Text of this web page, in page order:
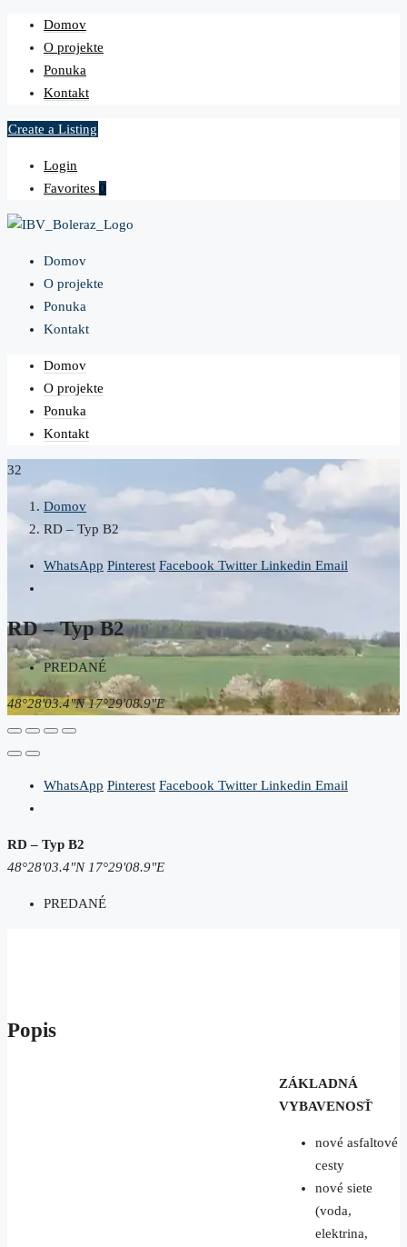
Domov
O projekte
Ponuka
Kontakt
Create a Listing
Login
Favorites 0
Domov
O projekte
Ponuka
Kontakt
Domov
O projekte
Ponuka
Kontakt
32
Domov
RD – Typ B2
WhatsApp Pinterest Facebook Twitter Linkedin Email
RD – Typ B2
PREDANÉ
48°28'03.4"N 17°29'08.9"E
WhatsApp Pinterest Facebook Twitter Linkedin Email
RD – Typ B2
48°28'03.4"N 17°29'08.9"E
PREDANÉ
Popis
ZÁKLADNÁ
VYBAVENOSŤ
nové asfaltové
cesty
nové siete
(voda,
elektrina,